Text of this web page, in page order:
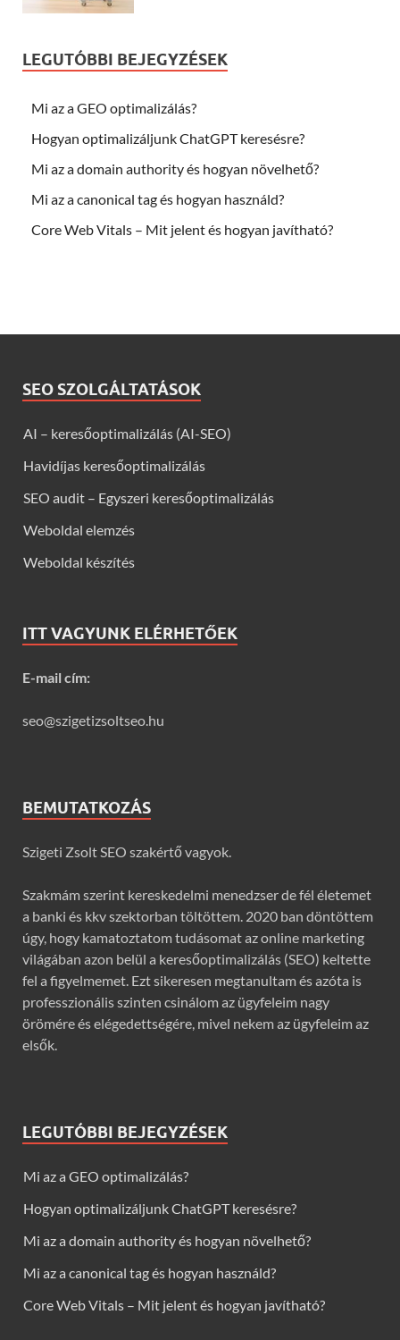
LEGUTÓBBI BEJEGYZÉSEK
Mi az a GEO optimalizálás?
Hogyan optimalizáljunk ChatGPT keresésre?
Mi az a domain authority és hogyan növelhető?
Mi az a canonical tag és hogyan használd?
Core Web Vitals – Mit jelent és hogyan javítható?
SEO SZOLGÁLTATÁSOK
AI – keresőoptimalizálás (AI-SEO)
Havidíjas keresőoptimalizálás
SEO audit – Egyszeri keresőoptimalizálás
Weboldal elemzés
Weboldal készítés
ITT VAGYUNK ELÉRHETŐEK
E-mail cím:
seo@szigetizsoltseo.hu
BEMUTATKOZÁS
Szigeti Zsolt SEO szakértő vagyok.
Szakmám szerint kereskedelmi menedzser de fél életemet
a banki és kkv szektorban töltöttem. 2020 ban döntöttem
úgy, hogy kamatoztatom tudásomat az online marketing
világában azon belül a keresőoptimalizálás (SEO) keltette
fel a figyelmemet. Ezt sikeresen megtanultam és azóta is
professzionális szinten csinálom az ügyfeleim nagy
örömére és elégedettségére, mivel nekem az ügyfeleim az
elsők.
LEGUTÓBBI BEJEGYZÉSEK
Mi az a GEO optimalizálás?
Hogyan optimalizáljunk ChatGPT keresésre?
Mi az a domain authority és hogyan növelhető?
Mi az a canonical tag és hogyan használd?
Core Web Vitals – Mit jelent és hogyan javítható?